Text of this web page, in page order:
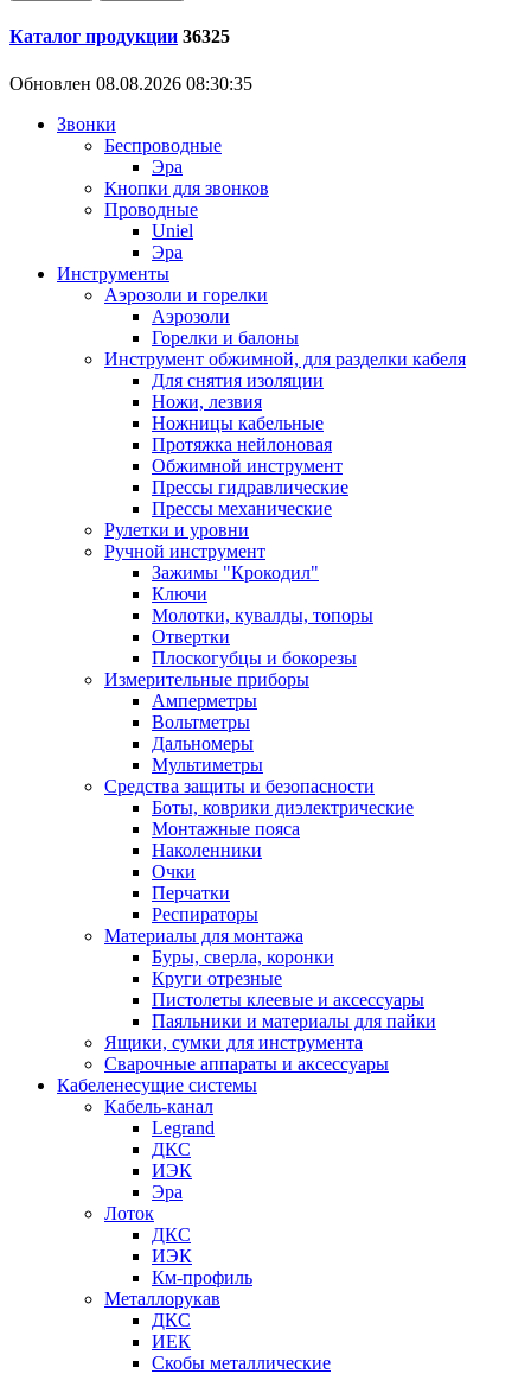
Каталог продукции 36325
Обновлен 08.08.2026 08:30:35
Звонки
Беспроводные
Эра
Кнопки для звонков
Проводные
Uniel
Эра
Инструменты
Аэрозоли и горелки
Аэрозоли
Горелки и балоны
Инструмент обжимной, для разделки кабеля
Для снятия изоляции
Ножи, лезвия
Ножницы кабельные
Протяжка нейлоновая
Обжимной инструмент
Прессы гидравлические
Прессы механические
Рулетки и уровни
Ручной инструмент
Зажимы "Крокодил"
Ключи
Молотки, кувалды, топоры
Отвертки
Плоскогубцы и бокорезы
Измерительные приборы
Амперметры
Вольтметры
Дальномеры
Мультиметры
Средства защиты и безопасности
Боты, коврики диэлектрические
Монтажные пояса
Наколенники
Очки
Перчатки
Респираторы
Материалы для монтажа
Буры, сверла, коронки
Круги отрезные
Пистолеты клеевые и аксессуары
Паяльники и материалы для пайки
Ящики, сумки для инструмента
Сварочные аппараты и аксессуары
Кабеленесущие системы
Кабель-канал
Legrand
ДКС
ИЭК
Эра
Лоток
ДКС
ИЭК
Км-профиль
Металлорукав
ДКС
ИЕК
Скобы металлические